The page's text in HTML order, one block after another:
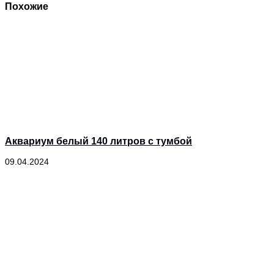
Похожие
Аквариум белый 140 литров с тумбой
09.04.2024